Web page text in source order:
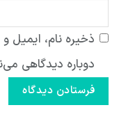
ذخیره نام، ایمیل
دوباره دیدگاهی